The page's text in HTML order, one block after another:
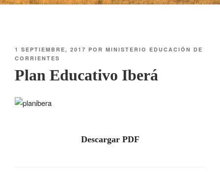
1 SEPTIEMBRE, 2017 POR MINISTERIO EDUCACIÓN DE
CORRIENTES
Plan Educativo Iberá
Descargar PDF